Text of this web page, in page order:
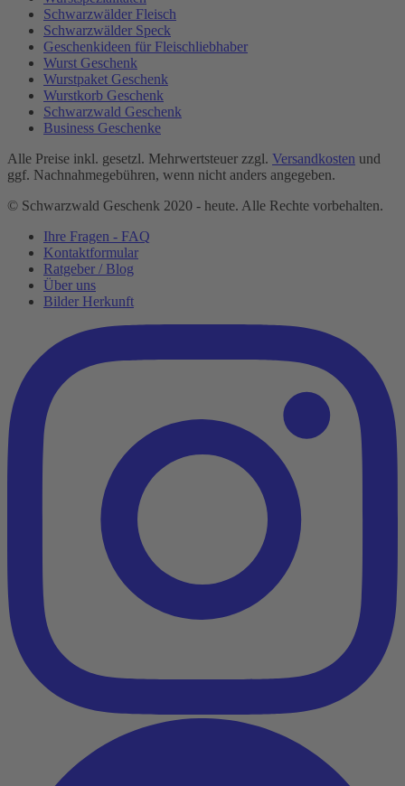
Schwarzwälder Fleisch
Schwarzwälder Speck
Geschenkideen für Fleischliebhaber
Wurst Geschenk
Wurstpaket Geschenk
Wurstkorb Geschenk
Schwarzwald Geschenk
Business Geschenke
Alle Preise inkl. gesetzl. Mehrwertsteuer zzgl. Versandkosten und
ggf. Nachnahmegebühren, wenn nicht anders angegeben.
© Schwarzwald Geschenk 2020 - heute. Alle Rechte vorbehalten.
Ihre Fragen - FAQ
Kontaktformular
Ratgeber / Blog
Über uns
Bilder Herkunft